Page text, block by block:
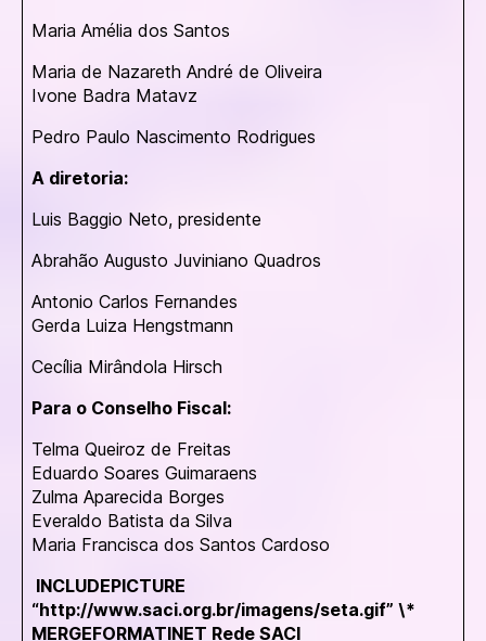
Maria Amélia dos Santos
Maria de Nazareth André de Oliveira
Ivone Badra Matavz
Pedro Paulo Nascimento Rodrigues
A diretoria:
Luis Baggio Neto, presidente
Abrahão Augusto Juviniano Quadros
Antonio Carlos Fernandes
Gerda Luiza Hengstmann
Cecília Mirândola Hirsch
Para o Conselho Fiscal:
Telma Queiroz de Freitas
Eduardo Soares Guimaraens
Zulma Aparecida Borges
Everaldo Batista da Silva
Maria Francisca dos Santos Cardoso
INCLUDEPICTURE
“http://www.saci.org.br/imagens/seta.gif” \*
MERGEFORMATINET Rede SACI